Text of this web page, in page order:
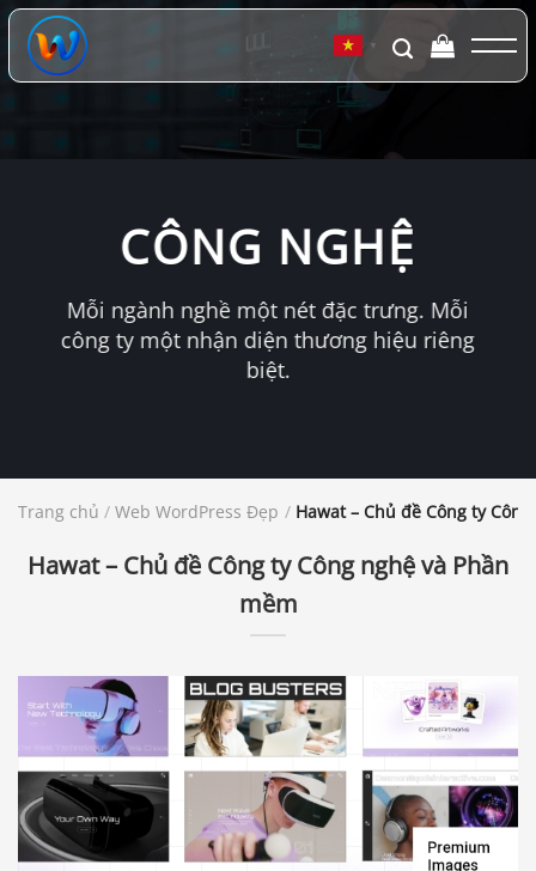
Chuyển
đến
dung
▼
CÔNG NGHỆ
Mỗi ngành nghề một nét đặc trưng. Mỗi
công ty một nhận diện thương hiệu riêng
biệt.
Trang chủ / Web WordPress Đẹp / Hawat – Chủ đề Công ty
Hawat – Chủ đề Công ty Công nghệ và Phần
mềm